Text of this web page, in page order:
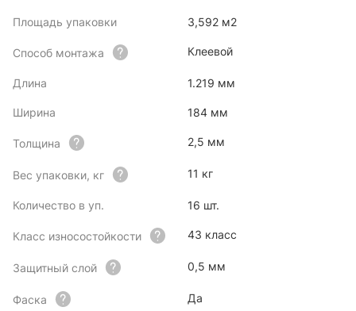
Площадь упаковки 3,592 м2
Способ монтажа Клеевой
Длина 1.219 мм
Ширина 184 мм
Толщина 2,5 мм
Вес упаковки, кг 11 кг
Количество в уп. 16 шт.
Класс износостойкости 43 класс
Защитный слой 0,5 мм
Фаска Да